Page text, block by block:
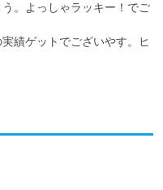
。よっしゃラッキー！でご
績ゲットでございやす。ヒ